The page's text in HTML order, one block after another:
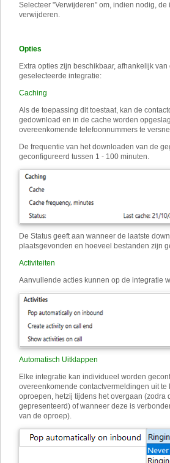
Selecteer "Verwijderen" om, indien nodig, de
verwijderen.
Opties
Extra opties zijn beschikbaar, afhankelijk van
geselecteerde integratie:
Caching
Als de toepassing dit toestaat, kan de
gedownload en in de cache worden
overeenkomende telefoonnummers te
De frequentie van het downloaden van de
geconfigureerd tussen 1 - 100 minuten.
De Status geeft aan wanneer de laatste
plaatsgevonden en hoeveel bestanden zijn
Activiteiten
Aanvullende acties kunnen op de integratie
Automatisch Uitklappen
Elke integratie kan individueel worden
overeenkomende contactvermeldingen uit
oproepen, hetzij tijdens het overgaan (zodra
gepresenteerd) of wanneer deze is
van de oproep).